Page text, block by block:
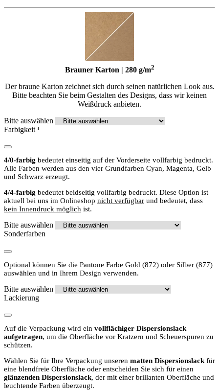
Brauner Karton | 280 g/m2
Der braune Karton zeichnet sich durch seinen natürlichen Look aus.
Bitte beachten Sie beim Gestalten des Designs, dass wir keinen
Weißdruck anbieten.
Bitte auswählen
Farbigkeit ¹
4/0-farbig bedeutet einseitig auf der Vorderseite vollfarbig bedruckt.
Alle Farben werden aus den vier Grundfarben Cyan, Magenta, Gelb
und Schwarz erzeugt.
4/4-farbig bedeutet beidseitig vollfarbig bedruckt. Diese Option ist
aktuell bei uns im Onlineshop nicht verfügbar und bedeutet, dass
kein Innendruck möglich ist.
Bitte auswählen
Sonderfarben
Optional können Sie die Pantone Farbe Gold (872) oder Silber (877)
auswählen und in Ihrem Design verwenden.
Bitte auswählen
Lackierung
Auf die Verpackung wird ein vollflächiger Dispersionslack
aufgetragen, um die Oberfläche vor Kratzern und Scheuerspuren zu
schützen.
Wählen Sie für Ihre Verpackung unseren matten Dispersionslack für
eine blendfreie Oberfläche oder entscheiden Sie sich für einen
glänzenden Dispersionslack, der mit einer brillanten Oberfläche und
leuchtende Farben überzeugt.